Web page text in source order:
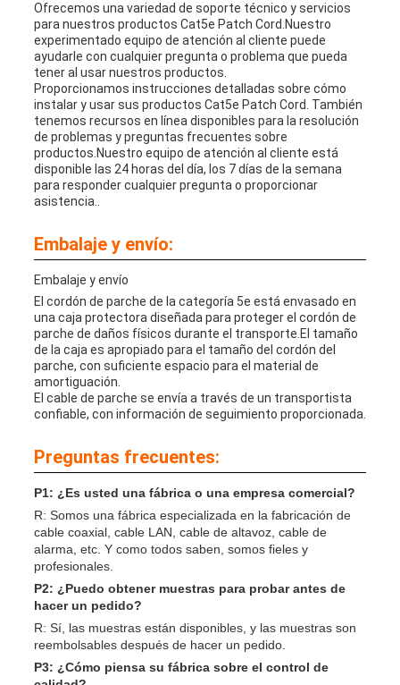
Ofrecemos una variedad de soporte técnico y servicios
para nuestros productos Cat5e Patch Cord.Nuestro
experimentado equipo de atención al cliente puede
ayudarle con cualquier pregunta o problema que pueda
tener al usar nuestros productos.
Proporcionamos instrucciones detalladas sobre cómo
instalar y usar sus productos Cat5e Patch Cord. También
tenemos recursos en línea disponibles para la resolución
de problemas y preguntas frecuentes sobre
productos.Nuestro equipo de atención al cliente está
disponible las 24 horas del día, los 7 días de la semana
para responder cualquier pregunta o proporcionar
asistencia..
Embalaje y envío:
Embalaje y envío
El cordón de parche de la categoría 5e está envasado en
una caja protectora diseñada para proteger el cordón de
parche de daños físicos durante el transporte.El tamaño
de la caja es apropiado para el tamaño del cordón del
parche, con suficiente espacio para el material de
amortiguación.
El cable de parche se envía a través de un transportista
confiable, con información de seguimiento proporcionada.
Preguntas frecuentes:
P1: ¿Es usted una fábrica o una empresa comercial?
R: Somos una fábrica especializada en la fabricación de
cable coaxial, cable LAN, cable de altavoz, cable de
alarma, etc. Y como todos saben, somos fieles y
profesionales.
P2: ¿Puedo obtener muestras para probar antes de
hacer un pedido?
R: Sí, las muestras están disponibles, y las muestras son
reembolsables después de hacer un pedido.
P3: ¿Cómo piensa su fábrica sobre el control de